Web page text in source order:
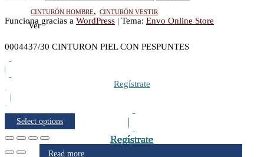
Regístrate
Regístrate
Read more
Regístrate
Regístrate
Regístrate
Regístrate
Read more
Regístrate
Cinturón hombre, Cinturón vestir
Regístrate
Read more
Ver
Funciona gracias a WordPress | Tema: Envo Online Store
0004437/30 CINTURON PIEL CON PESPUNTES
Regístrate
Select options